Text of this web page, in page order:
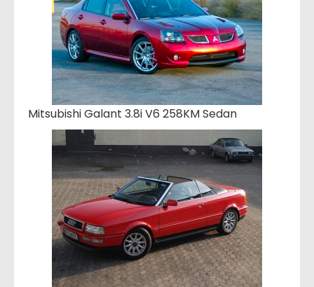
Mitsubishi Galant 3.8i V6 258KM Sedan